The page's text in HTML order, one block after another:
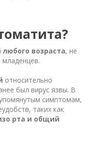
возраста, не
относительно
был вирус язвы. В
симптомам,
таких как
рта и общий